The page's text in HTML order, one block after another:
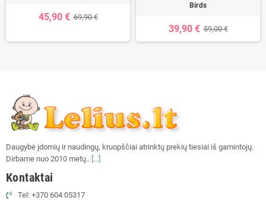
45,90 € 69,90 €
Birds
39,90 € 59,00 €
Daugybė įdomių ir naudingų, kruopščiai atrinktų prekių tiesiai iš gamintojų.
Dirbame nuo 2010 metų.. [...]
Kontaktai
Tel: +370 604 05317